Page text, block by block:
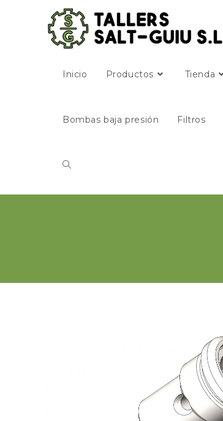
Inicio Productos Tienda
Bombas baja presión Filtros